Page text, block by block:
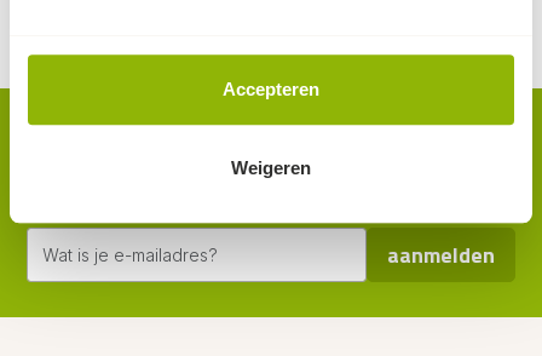
Accepteren
Weigeren
Nieuwsbrief.
Als eerste op de hoogte van nieuws en acties? Meld je aan
aanmelden